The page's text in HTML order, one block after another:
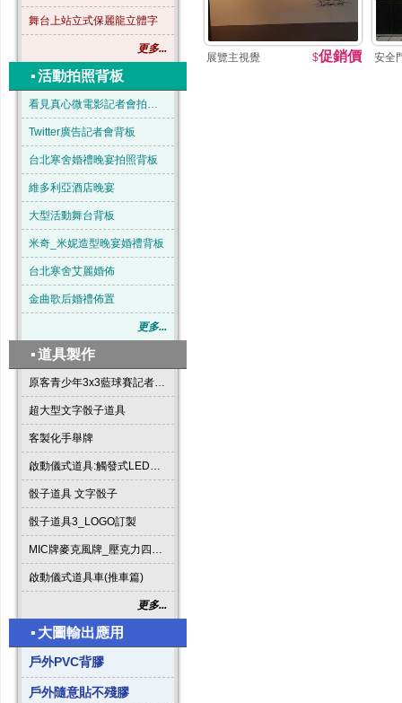
舞台上站立式保麗龍立體字
更多...
▪活動拍照背板
看見真心微電影記者會拍照背板
Twitter廣告記者會背板
台北寒舍婚禮晚宴拍照背板
維多利亞酒店晚宴
大型活動舞台背板
米奇_米妮造型晚宴婚禮背板
台北寒舍艾麗婚佈
金曲歌后婚禮佈置
更多...
▪道具製作
原客青少年3x3藍球賽記者會啟動道具
超大型文字骰子道具
客製化手舉牌
啟動儀式道具:觸發式LED發光燈條字板
骰子道具 文字骰子
骰子道具3_LOGO訂製
MIC牌麥克風牌_壓克力四方形
啟動儀式道具車(推車篇)
更多...
▪ 大圖輸出應用
戶外PVC背膠
戶外隨意貼不殘膠
展覽主視覺 $促銷價 安全